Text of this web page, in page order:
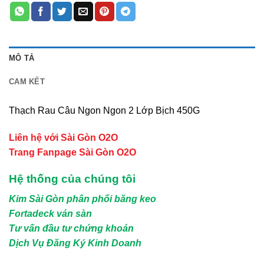
MÔ TẢ
CAM KẾT
Thạch Rau Câu Ngon Ngon 2 Lớp Bịch 450G
Liên hệ với Sài Gòn O2O
Trang Fanpage Sài Gòn O2O
Hệ thống của chúng tôi
Kim Sài Gòn phân phối băng keo
Fortadeck ván sàn
Tư vấn đầu tư chứng khoán
Dịch Vụ Đăng Ký Kinh Doanh